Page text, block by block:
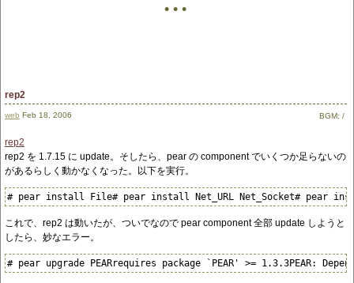
• • •
rep2
web Feb 18, 2006 BGM: /
rep2
rep2 を 1.7.15 に update。そしたら、pear の component でいくつか足らないの
があるらしく動かなくなった。以下を実行。
# pear install File# pear install Net_URL Net_Socket# pear
これで、rep2 は動いたが、ついでなので pear component 全部 update しようと
したら、妙なエラー。
# pear upgrade PEARrequires package `PEAR' >= 1.3.3PEAR: